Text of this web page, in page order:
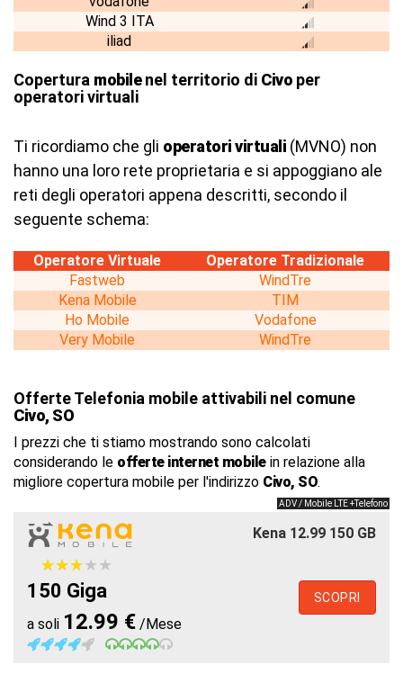
Wind 3 ITA
iliad
Copertura mobilenel territorio di Civo per
operatori virtuali
Ti ricordiamo che gli operatori virtuali (MVNO) non
hanno una loro rete proprietaria e si appoggiano ale
reti degli operatori appena descritti, secondo il
seguente schema:
Operatore Virtuale
Operatore Tradizionale
Fastweb
WindTre
Kena Mobile
TIM
Ho Mobile
Vodafone
Very Mobile
WindTre
Offerte Telefonia mobile attivabili nel comune
Civo, SO
I prezzi che ti stiamo mostrando sono calcolati
considerando le offerte internet mobilein relazione alla
migliore copertura mobile per l'indirizzo Civo, SO.
ADV / Mobile LTE +Telefono
Kena 12.99 150 GB
★★★★★
★★★★★
150 Giga
a soli 12.99 € /Mese
SCOPRI